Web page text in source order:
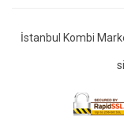
İstanbul Kombi